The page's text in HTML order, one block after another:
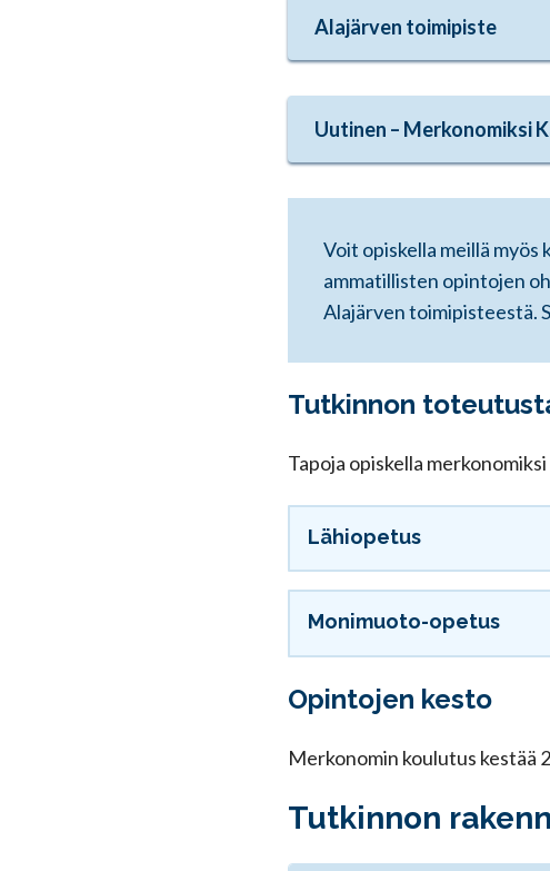
Alajärven toimipiste
Uutinen – Merkonomiksi
Voit opiskella meillä
ammatillisten opintojen
Alajärven toimipisteestä.
Tutkinnon
Tapoja opiskella
Lähiopetus
Monimuoto-opetus
Opintojen kesto
Merkonomin koulutus kestää
Tutkinnon